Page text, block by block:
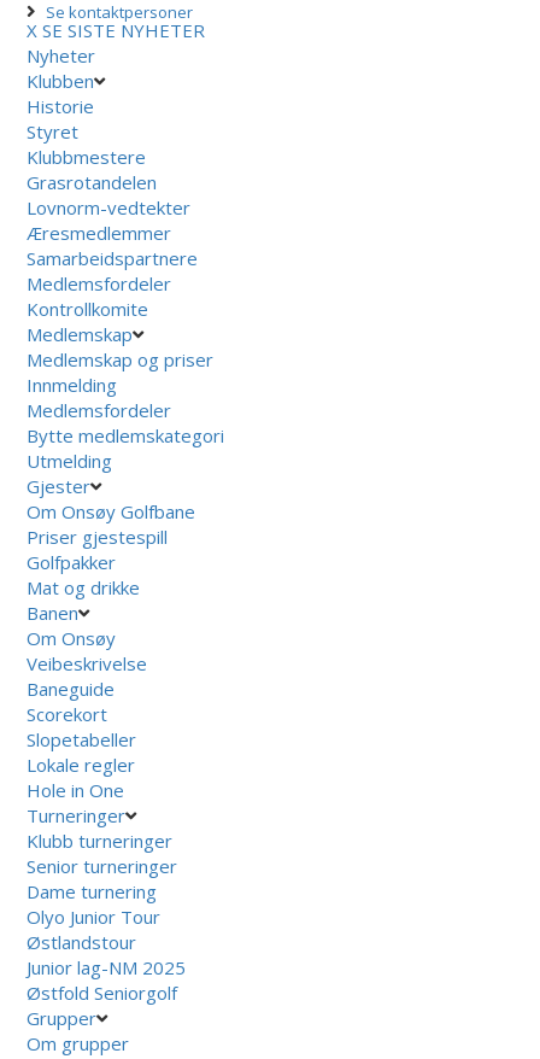
Se kontaktpersoner
X SE SISTE NYHETER
Nyheter
Klubben
Historie
Styret
Klubbmestere
Grasrotandelen
Lovnorm-vedtekter
Æresmedlemmer
Samarbeidspartnere
Medlemsfordeler
Kontrollkomite
Medlemskap
Medlemskap og priser
Innmelding
Medlemsfordeler
Bytte medlemskategori
Utmelding
Gjester
Om Onsøy Golfbane
Priser gjestespill
Golfpakker
Mat og drikke
Banen
Om Onsøy
Veibeskrivelse
Baneguide
Scorekort
Slopetabeller
Lokale regler
Hole in One
Turneringer
Klubb turneringer
Senior turneringer
Dame turnering
Olyo Junior Tour
Østlandstour
Junior lag-NM 2025
Østfold Seniorgolf
Grupper
Om grupper